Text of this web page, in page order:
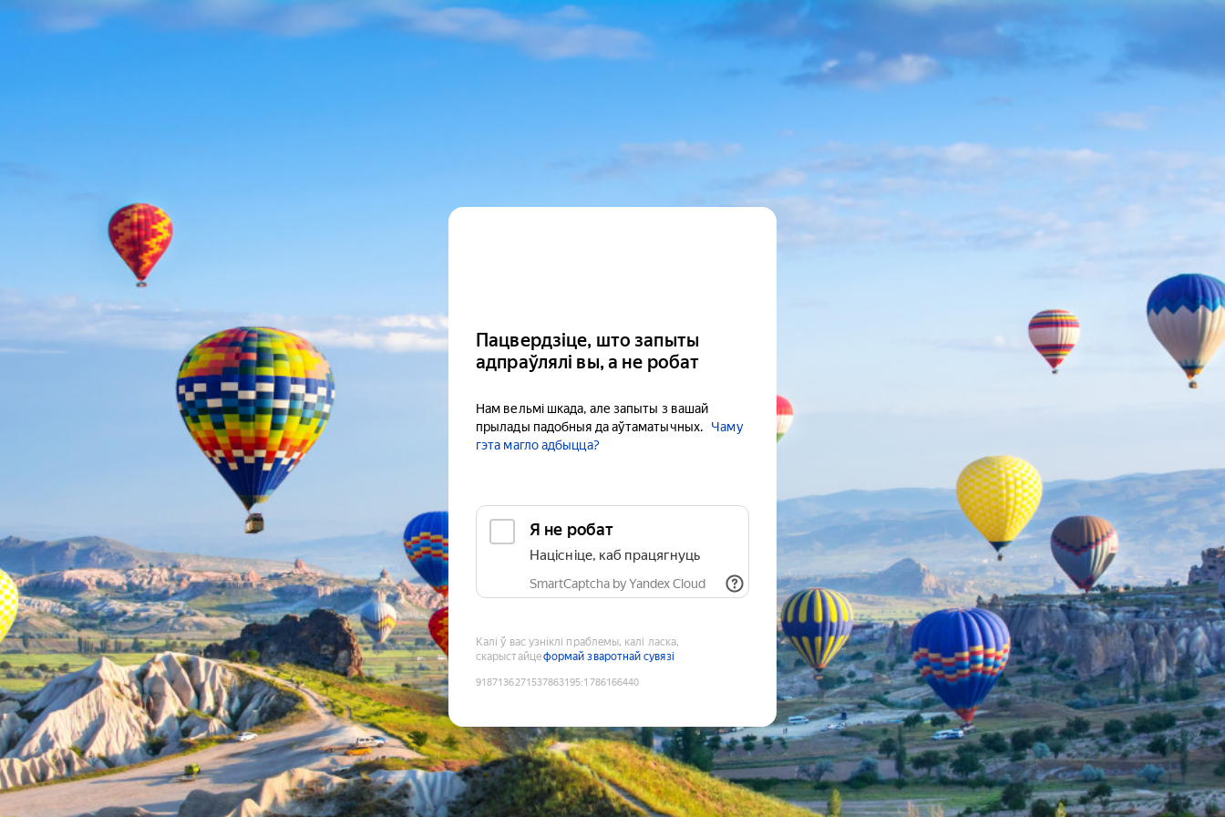
Пацвердзіце, што запыты
адпраўлялі вы, а не робат
Нам вельмі шкада, але запыты з вашай
прылады падобныя да аўтаматычных.
Чаму
гэта магло адбыцца?
Я не робат
Націсніце, каб працягнуць
SmartCaptcha by Yandex Cloud
Калі ў вас узніклі праблемы, калі ласка,
скарыстайцеформай зваротнай сувязі
9187136271537863195:1786166440